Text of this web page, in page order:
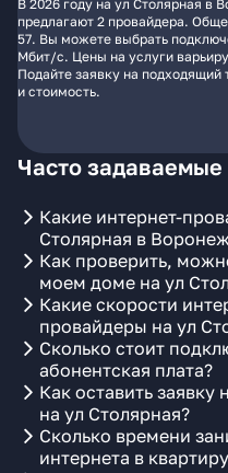
В 2026 году на ул Столярная в
предлагают 2 провайдера.
57. Вы можете выбрать
Мбит/с. Цены на услуги
Подайте заявку на
и стоимость.
Часто
Какие интернет-
Столярная в
Как проверить,
моем доме на ул
Какие скорости
провайдеры на ул
Сколько стоит
абонентская плата?
Как оставить заявку
на ул Столярная?
Сколько времени
интернета в